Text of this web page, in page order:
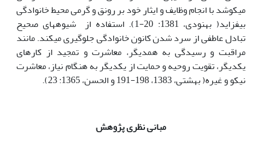
می­کوشد با انجام وظایف و ایثار خود بر رونق و گرمی محیط خانوادگی
بیفزاید( بهنودی، 1381: 20-1). استفاده از شیوه­های صحیح
تبادل عاطفی از سرد شدن کانون خانوادگی جلوگیری می­کند. مانند
مراقبت و رسیدگی به همدیگر، معاشرت و تمجید از کارهای
یکدیگر، تقویت روحیه و حمایت از یکدیگر به هنگام نیاز، معاشرت
نیکو و غیره( بهشتی، 1383، 198-191 و ­الحسن، 1365: 23).
مبانی نظری پژوهش